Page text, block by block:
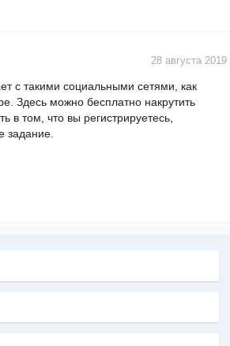
28 августа 2019
с такими социальными сетями, как
Здесь можно бесплатно накрутить
в том, что вы регистрируетесь,
задание.